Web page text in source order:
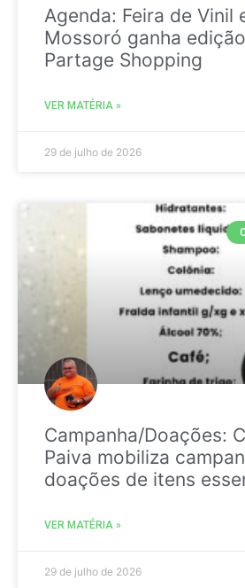
Agenda: Feira de Vinil
Mossoró ganha
Partage Shopping
VER MATÉRIA »
29 de julho de 2026
Campanha/Doações:
Paiva mobiliza
doações de itens
VER MATÉRIA »
29 de julho de 2026